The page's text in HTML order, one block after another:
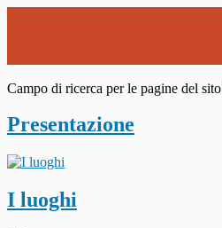
Campo di ricerca per le pagine del sito
Presentazione
I luoghi